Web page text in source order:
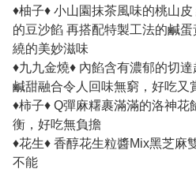
♦柚子♦ 小山園抹茶風味的桃山
的豆沙餡 再搭配特製工法的鹹
繞的美妙滋味
♦九九金燒♦ 內餡含有濃郁的切
鹹甜融合令人回味無窮，好吃又
♦柿子♦ Q彈麻糬裹滿滿的洛神花
衡，好吃無負擔
♦花生♦ 香醇花生粒醬Mix黑芝麻
不能